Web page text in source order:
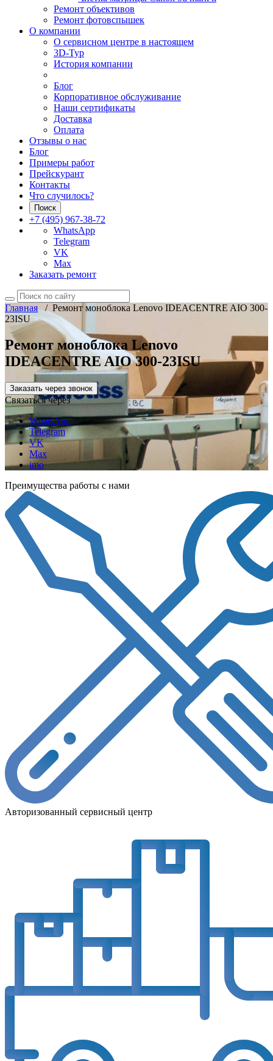
Ремонт объективов
Ремонт фотовспышек
О компании
О сервисном центре в настоящем
3D-Тур
История компании
Блог
Корпоративное обслуживание
Наши сертификаты
Доставка
Оплата
Отзывы о нас
Блог
Примеры работ
Прейскурант
Контакты
Что случилось?
Поиск
+7 (495) 967-38-72
WhatsApp
Telegram
VK
Max
Заказать ремонт
Главная/ Ремонт моноблока Lenovo IDEACENTRE AIO 300-
23ISU
Ремонт моноблока Lenovo
IDEACENTRE AIO 300-23ISU
Заказать через звонок
Связаться через
WhatsApp
Telegram
VK
Max
imo
Преимущества работы с нами
Авторизованный сервисный центр